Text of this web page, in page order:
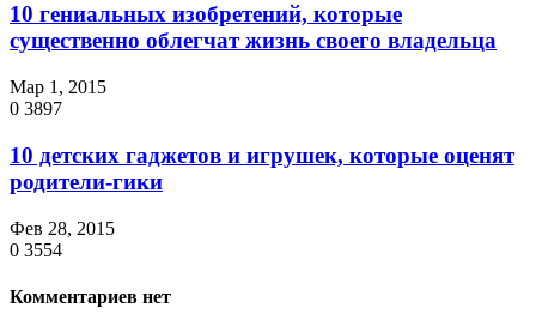
10 гениальных изобретений, которые
существенно облегчат жизнь своего владельца
Мар 1, 2015
0 3897
10 детских гаджетов и игрушек, которые оценят
родители-гики
Фев 28, 2015
0 3554
Комментариев нет